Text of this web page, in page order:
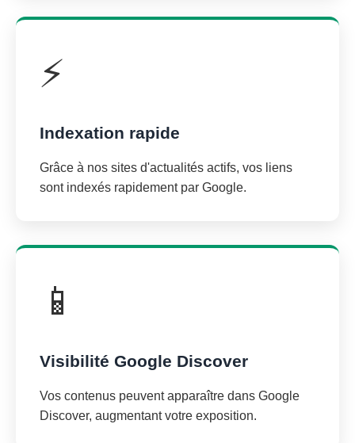
⚡
Indexation rapide
Grâce à nos sites d'actualités actifs, vos liens
sont indexés rapidement par Google.
📱
Visibilité Google Discover
Vos contenus peuvent apparaître dans Google
Discover, augmentant votre exposition.